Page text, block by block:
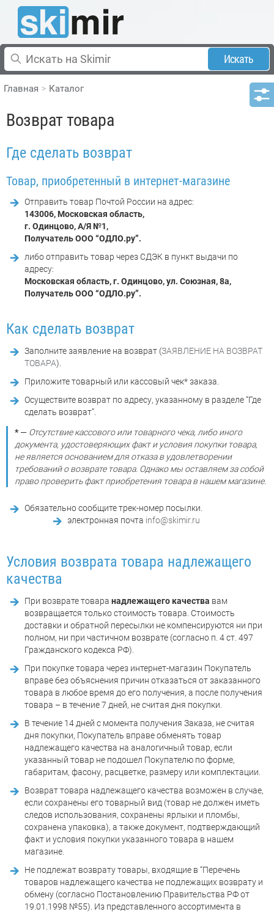
Искать
Главная Каталог
Возврат товара
Где сделать возврат
Товар, приобретенный в интернет-магазине
Отправить товар Почтой России на адрес:
143006, Московская область,
г. Одинцово, А/Я №1,
Получатель ООО “ОДЛО.ру”.
либо отправить товар через СДЭК в пункт выдачи по
адресу:
Московская область, г. Одинцово, ул. Союзная, 8а,
Получатель ООО “ОДЛО.ру”.
Как сделать возврат
Заполните заявление на возврат (ЗАЯВЛЕНИЕ НА ВОЗВРАТ
ТОВАРА).
Приложите товарный или кассовый чек* заказа.
Осуществите возврат по адресу, указанному в разделе “Где
сделать возврат”.
* — Отсутствие кассового или товарного чека, либо иного
документа, удостоверяющих факт и условия покупки товара,
не является основанием для отказа в удовлетворении
требований о возврате товара. Однако мы оставляем за собой
право проверить факт приобретения товара в нашем магазине.
Обязательно сообщите трек-номер посылки.
электронная почта info@skimir.ru
Условия возврата товара надлежащего
качества
При возврате товара надлежащего качества вам
возвращается только стоимость товара. Стоимость
доставки и обратной пересылки не компенсируются ни при
полном, ни при частичном возврате (согласно п. 4 ст. 497
Гражданского кодекса РФ).
При покупке товара через интернет-магазин Покупатель
вправе без объяснения причин отказаться от заказанного
товара в любое время до его получения, а после получения
товара – в течение 7 дней, не считая дня покупки.
В течение 14 дней с момента получения Заказа, не считая
дня покупки, Покупатель вправе обменять товар
надлежащего качества на аналогичный товар, если
указанный товар не подошел Покупателю по форме,
габаритам, фасону, расцветке, размеру или комплектации.
Возврат товара надлежащего качества возможен в случае,
если сохранены его товарный вид (товар не должен иметь
следов использования, сохранены ярлыки и пломбы,
сохранена упаковка), а также документ, подтверждающий
факт и условия покупки указанного товара в нашем
магазине.
Не подлежат возврату товары, входящие в “Перечень
товаров надлежащего качества не подлежащих возврату и
обмену (согласно Постановлению Правительства РФ от
19.01.1998 №55). Из представленного ассортимента в